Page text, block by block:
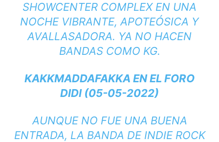
SHOWCENTER COMPLEX EN UNA
NOCHE VIBRANTE, APOTEÓSICA Y
AVALLASADORA. YA NO HACEN
BANDAS COMO KG.
KAKKMADDAFAKKA EN EL FORO
DIDI (05-05-2022)
AUNQUE NO FUE UNA BUENA
ENTRADA, LA BANDA DE INDIE ROCK